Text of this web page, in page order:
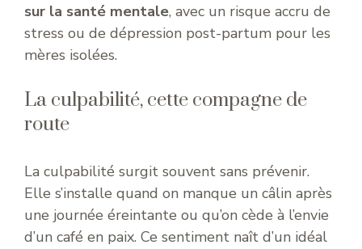
sur la santé mentale, avec un risque accru de
stress ou de dépression post-partum pour les
mères isolées.
La culpabilité, cette compagne de
route
La culpabilité surgit souvent sans prévenir.
Elle s’installe quand on manque un câlin après
une journée éreintante ou qu’on cède à l’envie
d’un café en paix. Ce sentiment naît d’un idéal